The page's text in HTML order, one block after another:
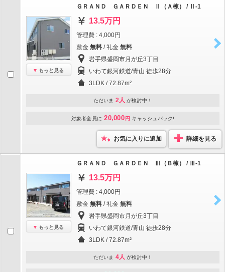
もっと見る
ＧＲＡＮＤ ＧＡＲＤＥＮ Ⅱ（Ａ棟） / Ⅱ-1
13.5万円
管理費 : 4,000円
敷金 無料 / 礼金 無料
岩手県盛岡市月が丘3丁目
いわて銀河鉄道/青山 徒歩28分
3LDK / 72.87m²
ただいま 2人 が検討中！
対象者全員に 20,000 円 キャッシュバック!
お気に入りに追加 詳細を見る
もっと見る
ＧＲＡＮＤ ＧＡＲＤＥＮ Ⅲ（Ｂ棟） / Ⅲ-1
13.5万円
管理費 : 4,000円
敷金 無料 / 礼金 無料
岩手県盛岡市月が丘3丁目
いわて銀河鉄道/青山 徒歩28分
3LDK / 72.87m²
ただいま 4人 が検討中！